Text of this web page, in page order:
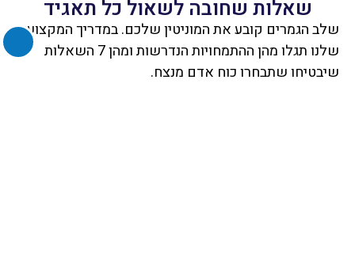
zoom_out זום (הקטנה)
zoom_in זום (הגדלה)
שאלות שחובה לשאול כל תאגיד
שלב הגמרים קובע את המוניטין שלכם. במדריך המקצועי
שלנו תגלו מהן ההתמחויות הנדרשות ומהן 7 השאלות
שיבטיחו שתבחרו כוח אדם מנצח.